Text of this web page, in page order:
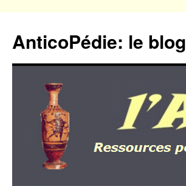
contenu
AnticoPédie: le blog